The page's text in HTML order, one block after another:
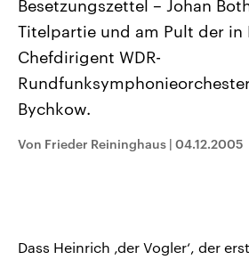
Alle Informationen
Sachsen-Anhalt wählt am 6.
September 2026 einen neuen
Landtag. Seit 2021 wird das
Bundesland von einer Koalition aus
CDU, SPD und FDP regiert.-
Umfragen, Prognosen,
Wahlprogramme, aktuelle Berichte
und Kandidaten der anstehenden
Wahl.
Sendungen
Besetzungszettel – Johan
Titelpartie und am Pult der in
Chefdirigent WDR-
Bychkow.
Von Frieder Reininghaus | 04.12.2005
Dass Heinrich ‚der Vogler‘, der